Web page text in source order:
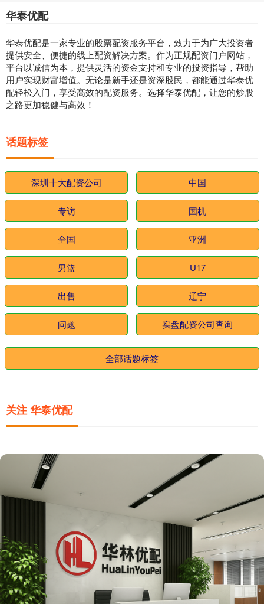
华泰优配
华泰优配是一家专业的股票配资服务平台，致力于为广大投资者
提供安全、便捷的线上配资解决方案。作为正规配资门户网站，
平台以诚信为本，提供灵活的资金支持和专业的投资指导，帮助
用户实现财富增值。无论是新手还是资深股民，都能通过华泰优
配轻松入门，享受高效的配资服务。选择华泰优配，让您的炒股
之路更加稳健与高效！
话题标签
深圳十大配资公司 中国
专访 国机
全国 亚洲
男篮 U17
出售 辽宁
问题 实盘配资公司查询
全部话题标签
关注 华泰优配